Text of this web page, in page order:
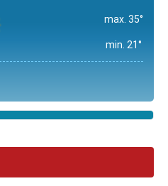
max. 35°
min. 21°